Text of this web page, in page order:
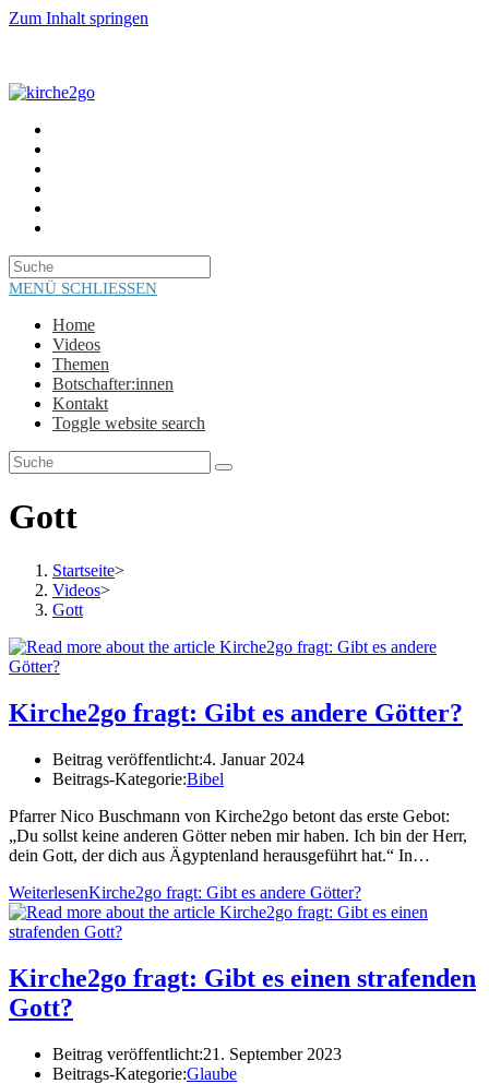
Zum Inhalt springen
MENÜ SCHLIESSEN
Home
Videos
Themen
Botschafter:innen
Kontakt
Toggle website search
Gott
Startseite>
Videos>
Gott
Kirche2go fragt: Gibt es andere Götter?
Beitrag veröffentlicht:4. Januar 2024
Beitrags-Kategorie:Bibel
Pfarrer Nico Buschmann von Kirche2go betont das erste Gebot:
„Du sollst keine anderen Götter neben mir haben. Ich bin der Herr,
dein Gott, der dich aus Ägyptenland herausgeführt hat.“ In…
WeiterlesenKirche2go fragt: Gibt es andere Götter?
Kirche2go fragt: Gibt es einen strafenden
Gott?
Beitrag veröffentlicht:21. September 2023
Beitrags-Kategorie:Glaube